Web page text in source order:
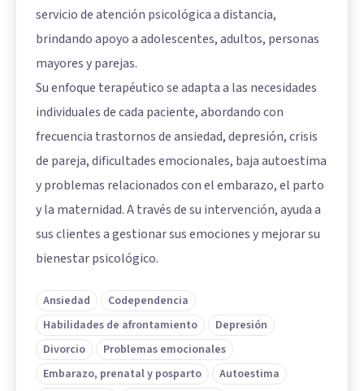
servicio de atención psicológica a distancia,
brindando apoyo a adolescentes, adultos, personas
mayores y parejas.
Su enfoque terapéutico se adapta a las necesidades
individuales de cada paciente, abordando con
frecuencia trastornos de ansiedad, depresión, crisis
de pareja, dificultades emocionales, baja autoestima
y problemas relacionados con el embarazo, el parto
y la maternidad. A través de su intervención, ayuda a
sus clientes a gestionar sus emociones y mejorar su
bienestar psicológico.
Ansiedad
Codependencia
Habilidades de afrontamiento
Depresión
Divorcio
Problemas emocionales
Embarazo, prenatal y posparto
Autoestima